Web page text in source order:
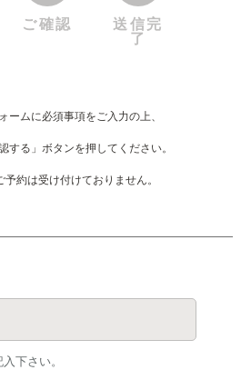
ご確認
送信完
了
ームに必須事項をご入力の上、
する」ボタンを押してください。
約は受け付けておりません。
下さい。